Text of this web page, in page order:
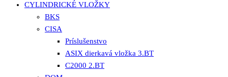
CYLINDRICKÉ VLOŽKY
BKS
CISA
Príslušenstvo
ASIX dierkavá vložka 3.BT
C2000 2.BT